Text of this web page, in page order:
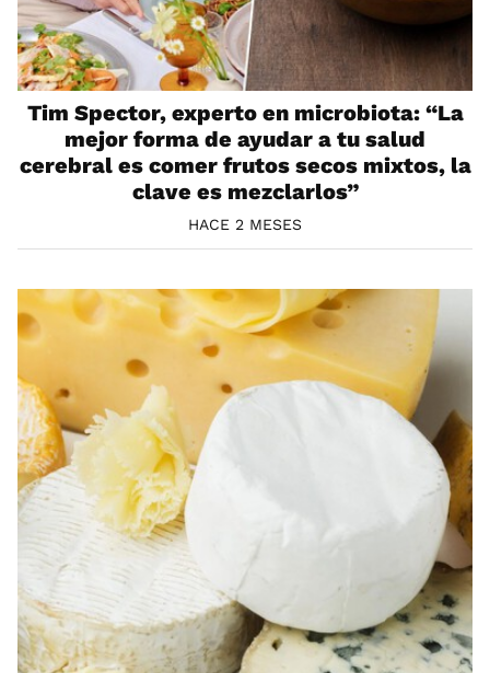
Tim Spector, experto en microbiota: “La
mejor forma de ayudar a tu salud
cerebral es comer frutos secos mixtos, la
clave es mezclarlos”
HACE 2 MESES